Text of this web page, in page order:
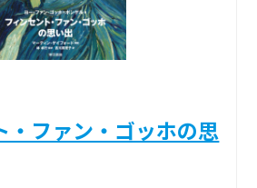
・ファン・ゴッホの思